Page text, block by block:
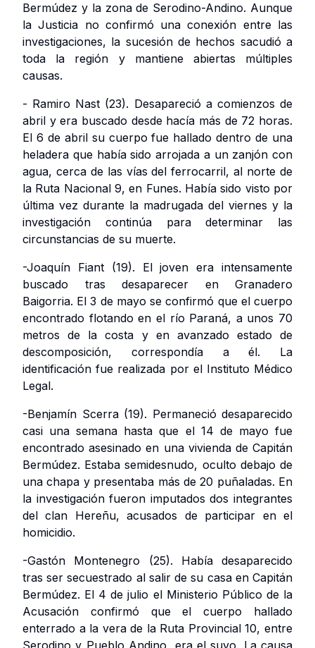
Bermúdez y la zona de Serodino-Andino. Aunque
la Justicia no confirmó una conexión entre las
investigaciones, la sucesión de hechos sacudió a
toda la región y mantiene abiertas múltiples
causas.
- Ramiro Nast (23). Desapareció a comienzos de
abril y era buscado desde hacía más de 72 horas.
El 6 de abril su cuerpo fue hallado dentro de una
heladera que había sido arrojada a un zanjón con
agua, cerca de las vías del ferrocarril, al norte de
la Ruta Nacional 9, en Funes. Había sido visto por
última vez durante la madrugada del viernes y la
investigación continúa para determinar las
circunstancias de su muerte.
-Joaquín Fiant (19). El joven era intensamente
buscado tras desaparecer en Granadero
Baigorria. El 3 de mayo se confirmó que el cuerpo
encontrado flotando en el río Paraná, a unos 70
metros de la costa y en avanzado estado de
descomposición, correspondía a él. La
identificación fue realizada por el Instituto Médico
Legal.
-Benjamín Scerra (19). Permaneció desaparecido
casi una semana hasta que el 14 de mayo fue
encontrado asesinado en una vivienda de Capitán
Bermúdez. Estaba semidesnudo, oculto debajo de
una chapa y presentaba más de 20 puñaladas. En
la investigación fueron imputados dos integrantes
del clan Hereñu, acusados de participar en el
homicidio.
-Gastón Montenegro (25). Había desaparecido
tras ser secuestrado al salir de su casa en Capitán
Bermúdez. El 4 de julio el Ministerio Público de la
Acusación confirmó que el cuerpo hallado
enterrado a la vera de la Ruta Provincial 10, entre